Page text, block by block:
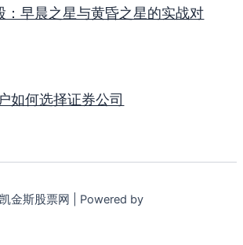
：早晨之星与黄昏之星的实战对
如何选择证券公司
金斯股票网 | Powered by